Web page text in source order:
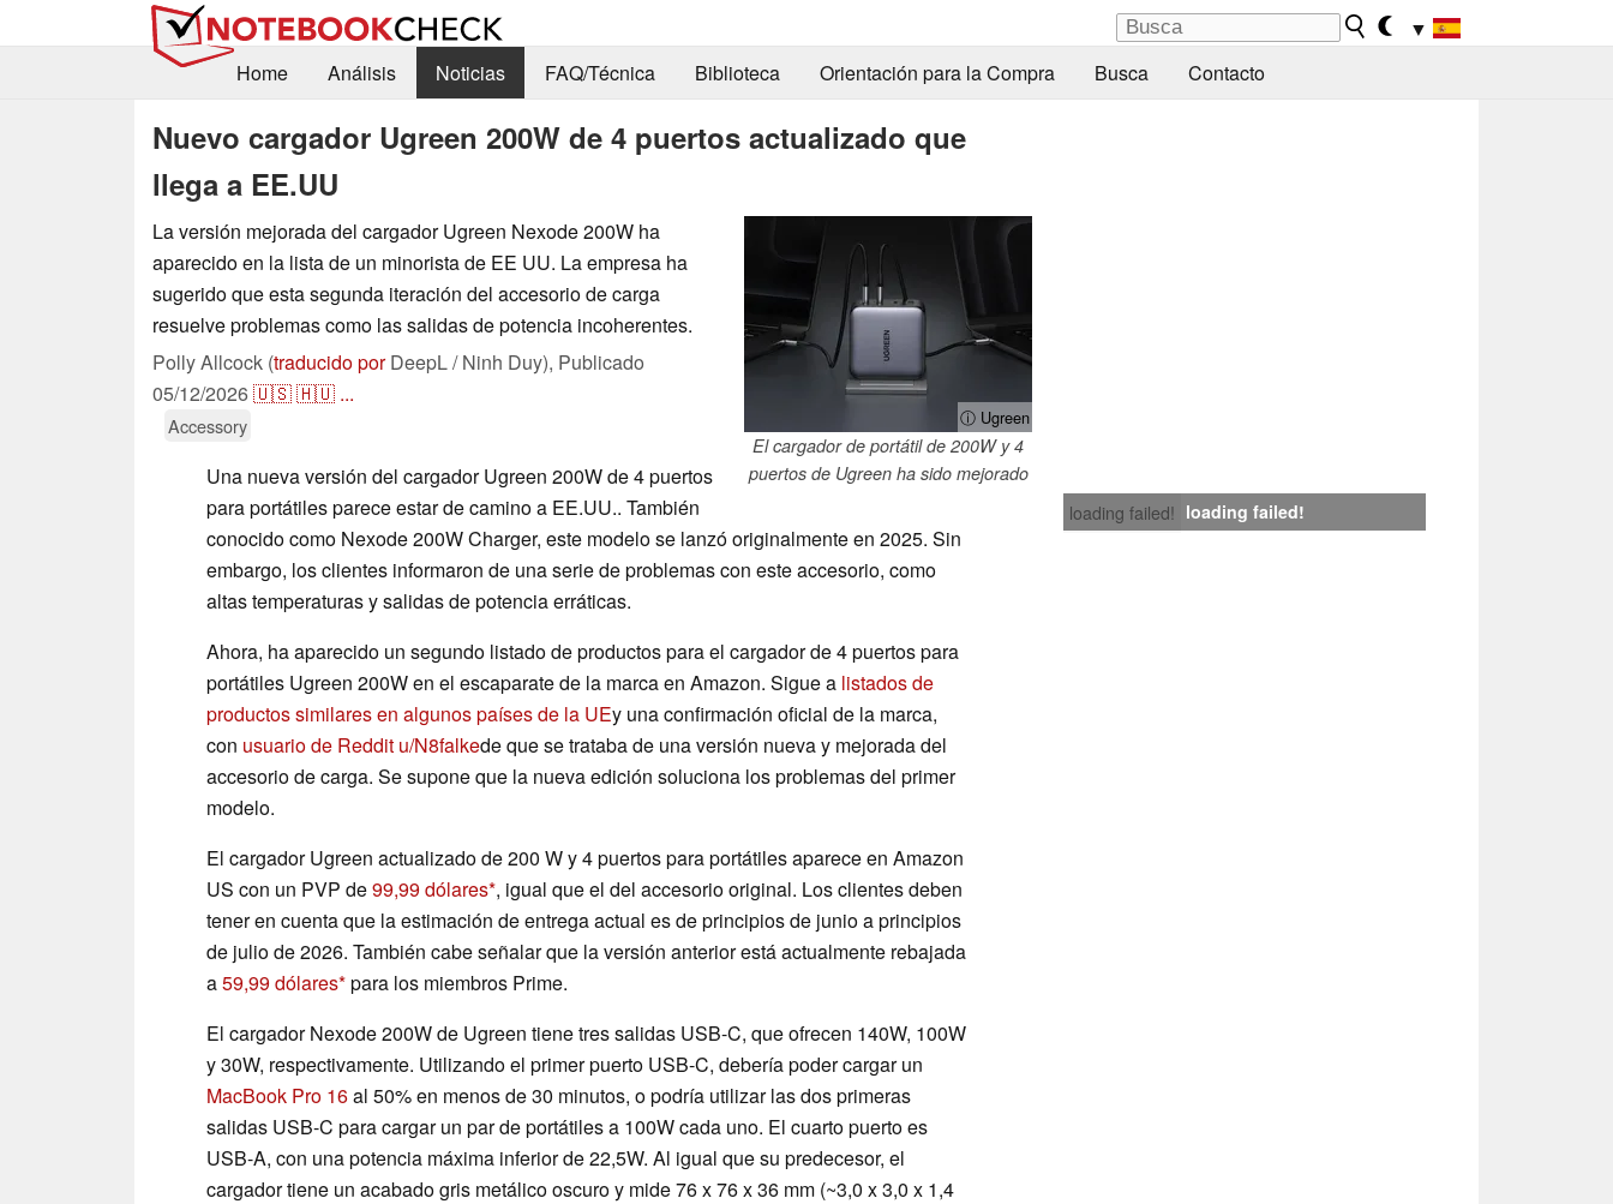
▼
Home
Análisis Noticias FAQ/Técnica Biblioteca Orientación para la Compra Busca Contacto
Nuevo cargador Ugreen 200W de 4 puertos actualizado que
llega a EE.UU
ⓘ Ugreen
El cargador de portátil de 200W y 4
puertos de Ugreen ha sido mejorado
La versión mejorada del cargador Ugreen Nexode 200W ha
aparecido en la lista de un minorista de EE UU. La empresa ha
sugerido que esta segunda iteración del accesorio de carga
resuelve problemas como las salidas de potencia incoherentes.
Polly Allcock (traducido porDeepL / Ninh Duy), Publicado
05/12/2026🇺🇸🇭🇺 ...
Accessory
loading failed! loading failed!
Una nueva versión del cargador Ugreen 200W de 4 puertos
para portátiles parece estar de camino a EE.UU.. También
conocido como Nexode 200W Charger, este modelo se lanzó originalmente en 2025. Sin
embargo, los clientes informaron de una serie de problemas con este accesorio, como
altas temperaturas y salidas de potencia erráticas.
Ahora, ha aparecido un segundo listado de productos para el cargador de 4 puertos para
portátiles Ugreen 200W en el escaparate de la marca en Amazon. Sigue a listados de
productos similares en algunos países de la UEy una confirmación oficial de la marca,
con usuario de Reddit u/N8falkede que se trataba de una versión nueva y mejorada del
accesorio de carga. Se supone que la nueva edición soluciona los problemas del primer
modelo.
El cargador Ugreen actualizado de 200 W y 4 puertos para portátiles aparece en Amazon
US con un PVP de99,99 dólares , igual que el del accesorio original. Los clientes deben
tener en cuenta que la estimación de entrega actual es de principios de junio a principios
de julio de 2026. También cabe señalar que la versión anterior está actualmente rebajada
a59,99 dólares para los miembros Prime.
El cargador Nexode 200W de Ugreen tiene tres salidas USB-C, que ofrecen 140W, 100W
y 30W, respectivamente. Utilizando el primer puerto USB-C, debería poder cargar un
MacBook Pro 16al 50% en menos de 30 minutos, o podría utilizar las dos primeras
salidas USB-C para cargar un par de portátiles a 100W cada uno. El cuarto puerto es
USB-A, con una potencia máxima inferior de 22,5W. Al igual que su predecesor, el
cargador tiene un acabado gris metálico oscuro y mide 76 x 76 x 36 mm (~3,0 x 3,0 x 1,4